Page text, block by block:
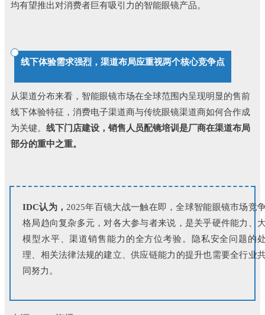
均有望推出对消费者巨有吸引力的智能眼镜产品。
线下体验需求强烈，渠道布局应重视两个核心竞争点
从渠道分布来看，智能眼镜市场在全球范围内呈现明显的售前
线下体验特征，消费电子渠道商与传统眼镜渠道商如何合作成
为关键。 线下门店建设，销售人员配镜培训是厂商在渠道布局
部分的重中之重。
IDC认为， 2025年百镜大战一触在即，全球智能眼镜市场竞
格局趋向复杂多元，对各大参与者来说，是关乎硬件能力、
模型水平、渠道销售能力的全方位考验。隐私安全问题的
理、相关法律法规的建立、供应链能力的提升也需要全行业
同努力。